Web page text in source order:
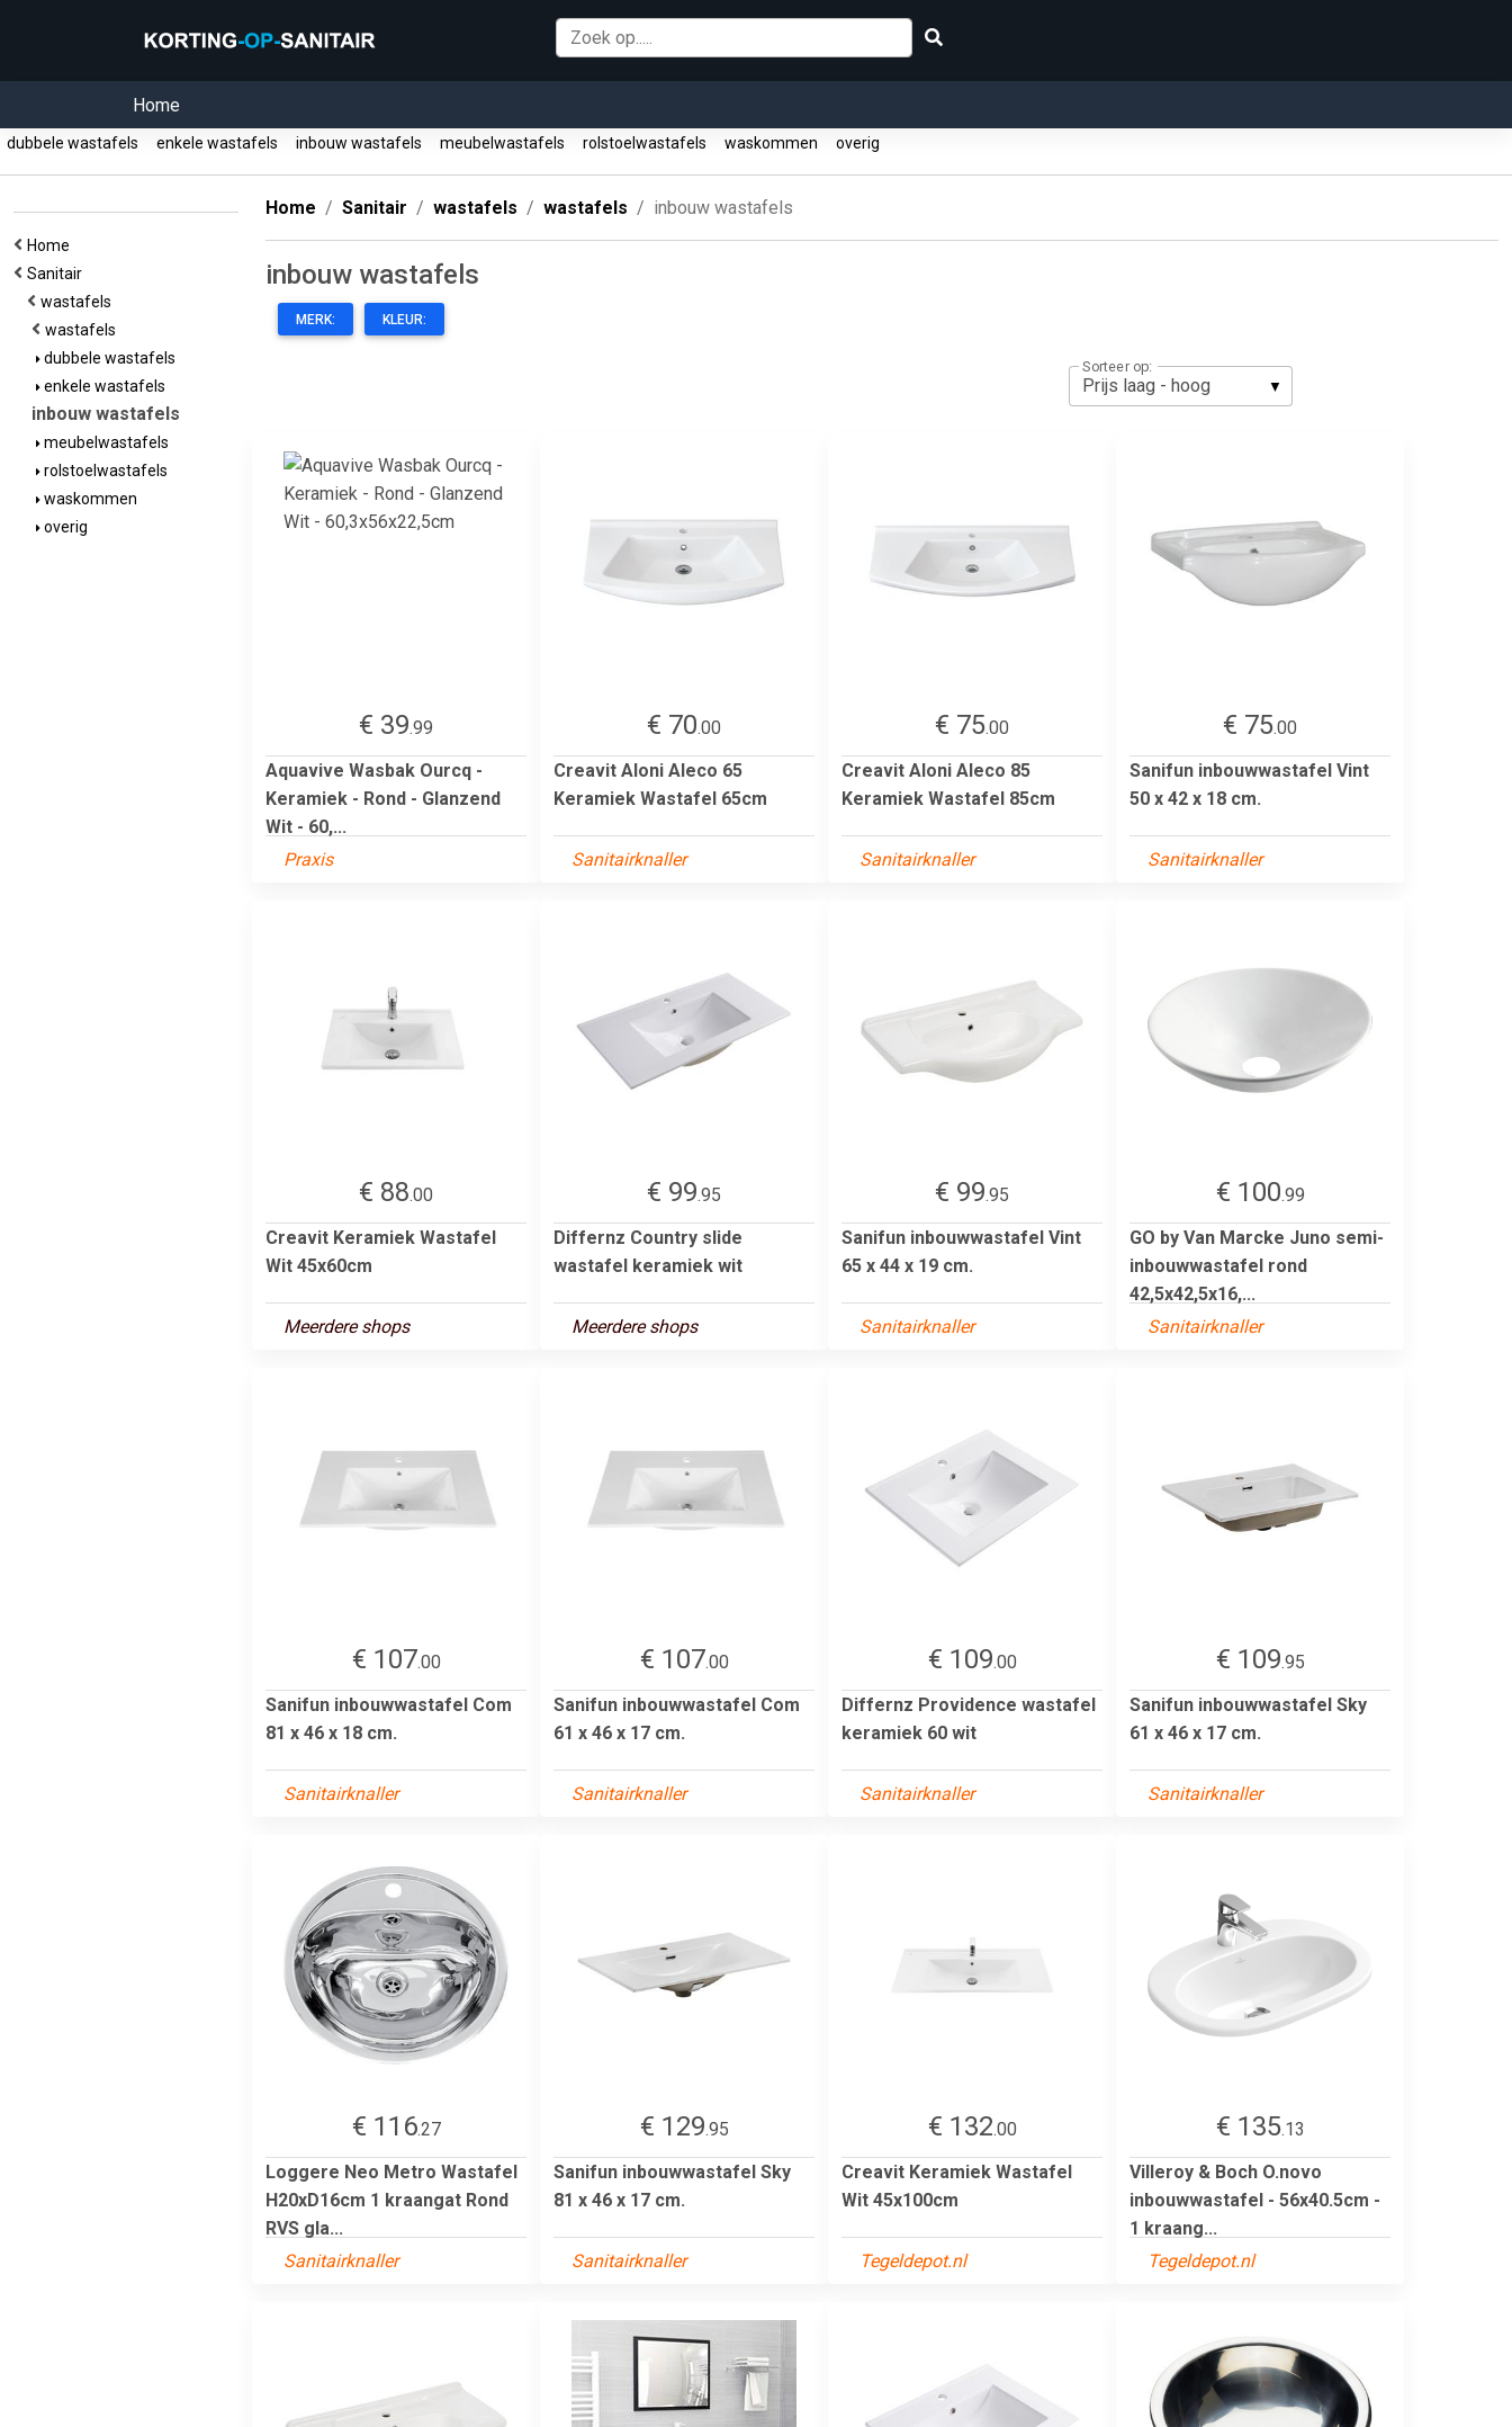
Home
dubbele wastafels enkele wastafels inbouw wastafels meubelwastafels rolstoelwastafels waskommen overig
Home
Sanitair
wastafels
wastafels
dubbele wastafels
enkele wastafels
inbouw wastafels
meubelwastafels
rolstoelwastafels
waskommen
overig
Home Sanitair wastafels wastafels inbouw wastafels
inbouw wastafels
MERK: KLEUR:
Sorteer op:
€ 39.99
Aquavive Wasbak Ourcq -
Keramiek - Rond - Glanzend
Wit - 60,...
Praxis
€ 70.00
Creavit Aloni Aleco 65
Keramiek Wastafel 65cm
Sanitairknaller
€ 75.00
Creavit Aloni Aleco 85
Keramiek Wastafel 85cm
Sanitairknaller
€ 75.00
Sanifun inbouwwastafel Vint
50 x 42 x 18 cm.
Sanitairknaller
€ 88.00
Creavit Keramiek Wastafel
Wit 45x60cm
Meerdere shops
€ 99.95
Differnz Country slide
wastafel keramiek wit
Meerdere shops
€ 99.95
Sanifun inbouwwastafel Vint
65 x 44 x 19 cm.
Sanitairknaller
€ 100.99
GO by Van Marcke Juno semi-
inbouwwastafel rond
42,5x42,5x16,...
Sanitairknaller
€ 107.00
Sanifun inbouwwastafel Com
81 x 46 x 18 cm.
Sanitairknaller
€ 107.00
Sanifun inbouwwastafel Com
61 x 46 x 17 cm.
Sanitairknaller
€ 109.00
Differnz Providence wastafel
keramiek 60 wit
Sanitairknaller
€ 109.95
Sanifun inbouwwastafel Sky
61 x 46 x 17 cm.
Sanitairknaller
€ 116.27
Loggere Neo Metro Wastafel
H20xD16cm 1 kraangat Rond
RVS gla...
Sanitairknaller
€ 129.95
Sanifun inbouwwastafel Sky
81 x 46 x 17 cm.
Sanitairknaller
€ 132.00
Creavit Keramiek Wastafel
Wit 45x100cm
Tegeldepot.nl
€ 135.13
Villeroy & Boch O.novo
inbouwwastafel - 56x40.5cm -
1 kraang...
Tegeldepot.nl